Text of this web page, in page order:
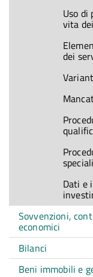
Uso di
vita
dei
speciali
Dati e
Sovvenzioni,
economici
Bilanci
Beni immobili e